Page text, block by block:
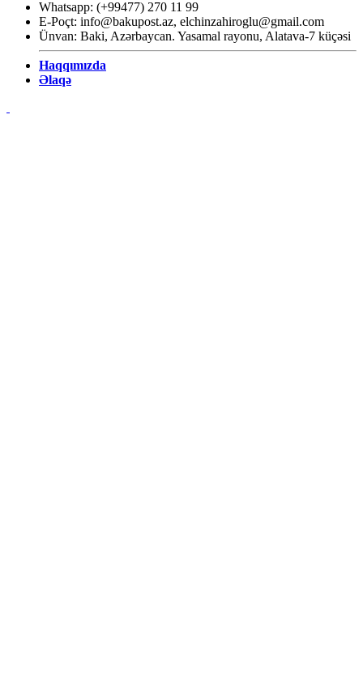
Whatsapp: (+99477) 270 11 99
E-Poçt: info@bakupost.az, elchinzahiroglu@gmail.com
Ünvan: Baki, Azərbaycan. Yasamal rayonu, Alatava-7 küçəsi
Haqqımızda
Əlaqə